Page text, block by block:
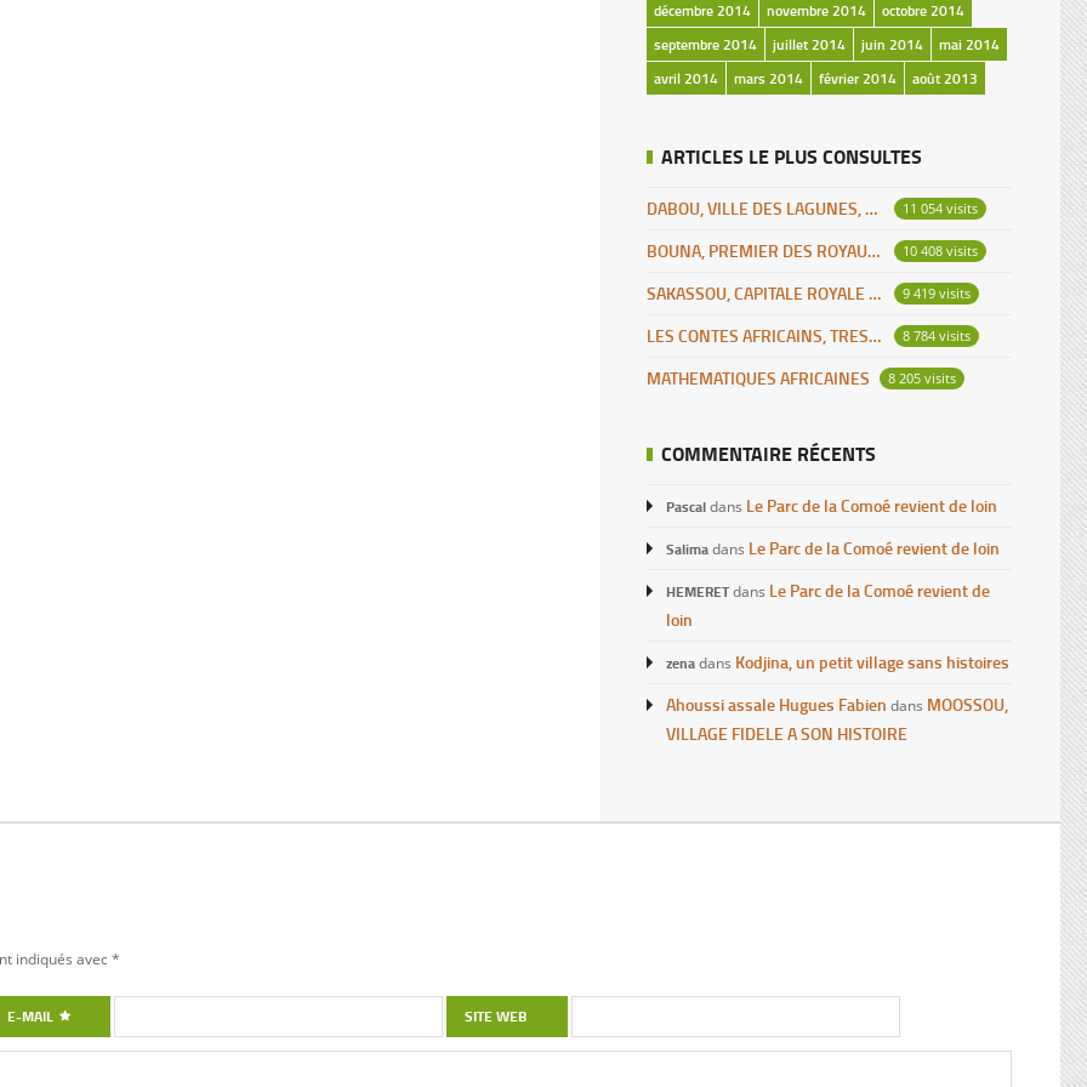
décembre 2014 novembre 2014
octobre 2014
septembre 2014
juillet 2014 juin 2014
mai 2014
avril 2014
mars 2014 février 2014 août 2013
ARTICLES LE PLUS CONSULTES
DABOU, VILLE DES LAGUNES, CAPITALE DES ADJOUKROU 11 054 visits
BOUNA, PREMIER DES ROYAUMES DE CÔTE D’IVOIRE 10 408 visits
SAKASSOU, CAPITALE ROYALE DES BAOULES 9 419 visits
LES CONTES AFRICAINS, TRESOR POUR L’HUMANITE 8 784 visits
MATHEMATIQUES AFRICAINES 8 205 visits
COMMENTAIRE RÉCENTS
Pascaldans Le Parc de la Comoé revient de loin
Salimadans Le Parc de la Comoé revient de loin
HEMERETdans Le Parc de la Comoé revient de
loin
zenadans Kodjina, un petit village sans histoires
Ahoussi assale Hugues Fabien dans MOOSSOU,
VILLAGE FIDELE A SON HISTOIRE
indiqués avec *
E-MAIL SITE WEB